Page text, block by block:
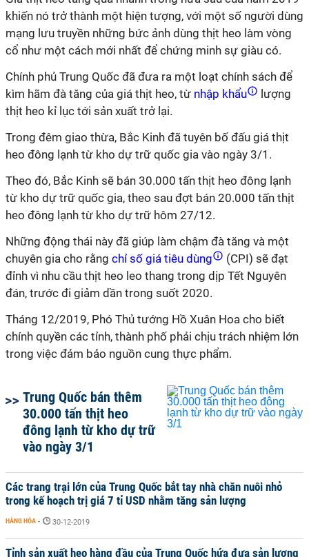
khiến nó trở thành một hiện tượng, với một số người dùng
mạng lưu truyền những bức ảnh dùng thịt heo làm vòng
cổ như một cách mới nhất để chứng minh sự giàu có.
Chính phủ Trung Quốc đã đưa ra một loạt chính sách để
kìm hãm đà tăng của giá thịt heo, từ nhập khẩu
lượng
thịt heo kỉ lục tới sản xuất trở lại.
Trong đêm giao thừa, Bắc Kinh đã tuyên bố đấu giá thịt
heo đông lạnh từ kho dự trữ quốc gia vào ngày 3/1.
Theo đó, Bắc Kinh sẽ bán 30.000 tấn thịt heo đông lạnh
từ kho dự trữ quốc gia, theo sau đợt bán 20.000 tấn thịt
heo đông lạnh từ kho dự trữ hôm 27/12.
Những động thái này đã giúp làm chậm đà tăng và một
chuyên gia cho rằng chỉ số giá tiêu dùng
(CPI) sẽ đạt
đỉnh vì nhu cầu thịt heo leo thang trong dịp Tết Nguyên
đán, trước đi giảm dần trong suốt 2020.
Tháng 12/2019, Phó Thủ tướng Hồ Xuân Hoa cho biết
chính quyền các tỉnh, thành phố phải chịu trách nhiệm lớn
trong việc đảm bảo nguồn cung thực phẩm.
Trung Quốc bán thêm
30.000 tấn thịt heo
đông lạnh từ kho dự trữ
vào ngày 3/1
Các trang trại lớn của Trung Quốc bắt tay nhà chăn nuôi nhỏ
trong kế hoạch trị giá 7 tỉ USD nhằm tăng sản lượng
HÀNG HÓA - 30-12-2019
Tỉnh sản xuất heo hàng đầu của Trung Quốc hứa đưa sản lượng